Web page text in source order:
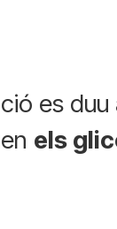
es
els